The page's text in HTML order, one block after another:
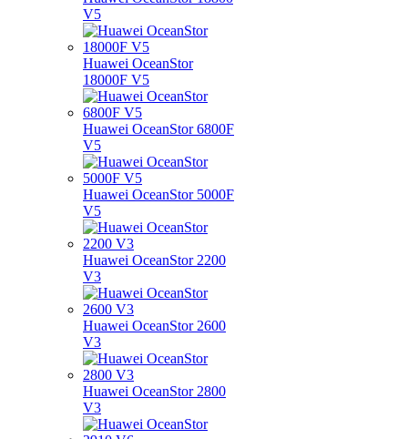
V5
Huawei OceanStor
18000F V5
Huawei OceanStor 6800F
V5
Huawei OceanStor 5000F
V5
Huawei OceanStor 2200
V3
Huawei OceanStor 2600
V3
Huawei OceanStor 2800
V3